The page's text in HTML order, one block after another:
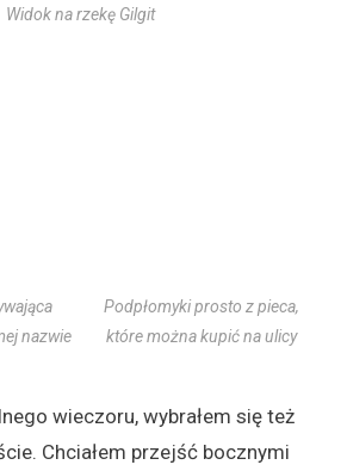
Widok na rzekę Gilgit
nazwie
Podpłomyki prosto z pieca,
które można kupić na ulicy
wieczoru, wybrałem się też
Chciałem przejść bocznymi